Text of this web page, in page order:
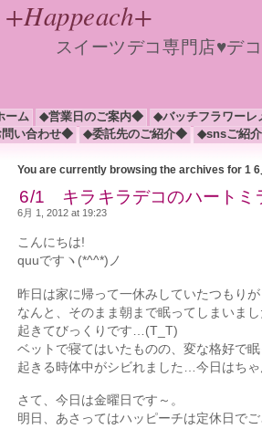
+Happeach+
スイーツデコ専門店♥デ
ーム ◆営業日のご案内◆ ◆バッチフラワー
問い合わせ◆
◆委託先のご紹介◆ ◆snsご紹
You are currently browsing the archives for 1 6
6/1 キラキラデコのハートミ
6月 1, 2012 at 19:23
こんにちは!
quuですヽ(*^^*)ノ
昨日は家に帰って一休みしていたつもりが
なんと、そのまま朝まで眠ってしまいま
起きてびっくりです…(T_T)
ベットで寝てはいたものの、変な格好で
起きる時体中がシビれました…今日はち
さて、今日は金曜日です～。
明日、あさってはハッピーチは定休日で